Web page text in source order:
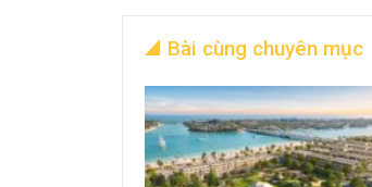
Bài cùng chuyên mục